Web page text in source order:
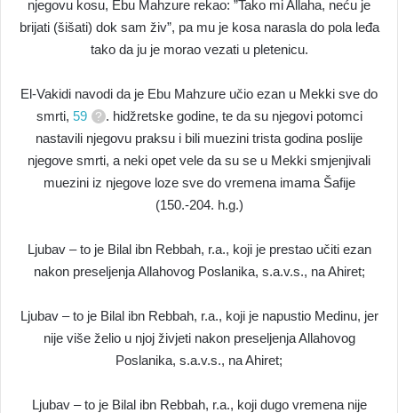
njegovu kosu, Ebu Mahzure rekao: ”Tako mi Allaha, neću je
brijati (šišati) dok sam živ”, pa mu je kosa narasla do pola leđa
tako da ju je morao vezati u pletenicu.
El-Vakidi navodi da je Ebu Mahzure učio ezan u Mekki sve do
smrti, 59
. hidžretske godine, te da su njegovi potomci
nastavili njegovu praksu i bili muezini trista godina poslije
njegove smrti, a neki opet vele da su se u Mekki smjenjivali
muezini iz njegove loze sve do vremena imama Šafije
(150.-204. h.g.)
Ljubav – to je Bilal ibn Rebbah, r.a., koji je prestao učiti ezan
nakon preseljenja Allahovog Poslanika, s.a.v.s., na Ahiret;
Ljubav – to je Bilal ibn Rebbah, r.a., koji je napustio Medinu, jer
nije više želio u njoj živjeti nakon preseljenja Allahovog
Poslanika, s.a.v.s., na Ahiret;
Ljubav – to je Bilal ibn Rebbah, r.a., koji dugo vremena nije